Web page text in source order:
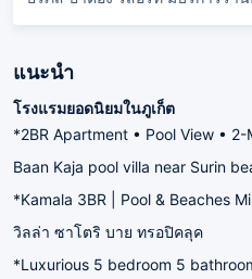
แนะนำ
โรงแรมยอดนิยมในภูเก็ต
*2BR Apartment • Pool View • 2-
Baan Kaja pool villa near Surin
*Kamala 3BR | Pool & Beaches
วิลล่า ซาโตริ บาย ทรอปิคลุค
*Luxurious 5 bedroom 5